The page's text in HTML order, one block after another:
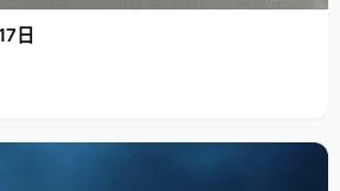
日